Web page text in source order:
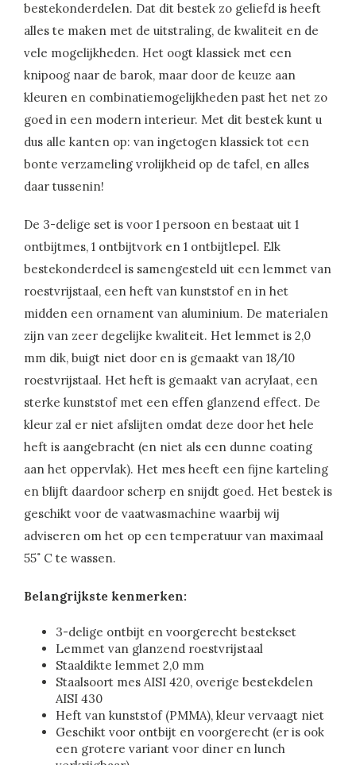
bestekonderdelen. Dat dit bestek zo geliefd is heeft
alles te maken met de uitstraling, de kwaliteit en de
vele mogelijkheden. Het oogt klassiek met een
knipoog naar de barok, maar door de keuze aan
kleuren en combinatiemogelijkheden past het net zo
goed in een modern interieur. Met dit bestek kunt u
dus alle kanten op: van ingetogen klassiek tot een
bonte verzameling vrolijkheid op de tafel, en alles
daar tussenin!
De 3-delige set is voor 1 persoon en bestaat uit 1
ontbijtmes, 1 ontbijtvork en 1 ontbijtlepel. Elk
bestekonderdeel is samengesteld uit een lemmet van
roestvrijstaal, een heft van kunststof en in het
midden een ornament van aluminium. De materialen
zijn van zeer degelijke kwaliteit. Het lemmet is 2,0
mm dik, buigt niet door en is gemaakt van 18/10
roestvrijstaal. Het heft is gemaakt van acrylaat, een
sterke kunststof met een effen glanzend effect. De
kleur zal er niet afslijten omdat deze door het hele
heft is aangebracht (en niet als een dunne coating
aan het oppervlak). Het mes heeft een fijne karteling
en blijft daardoor scherp en snijdt goed. Het bestek is
geschikt voor de vaatwasmachine waarbij wij
adviseren om het op een temperatuur van maximaal
55˚ C te wassen.
Belangrijkste kenmerken:
3-delige ontbijt en voorgerecht bestekset
Lemmet van glanzend roestvrijstaal
Staaldikte lemmet 2,0 mm
Staalsoort mes AISI 420, overige bestekdelen
AISI 430
Heft van kunststof (PMMA), kleur vervaagt niet
Geschikt voor ontbijt en voorgerecht (er is ook
een grotere variant voor diner en lunch